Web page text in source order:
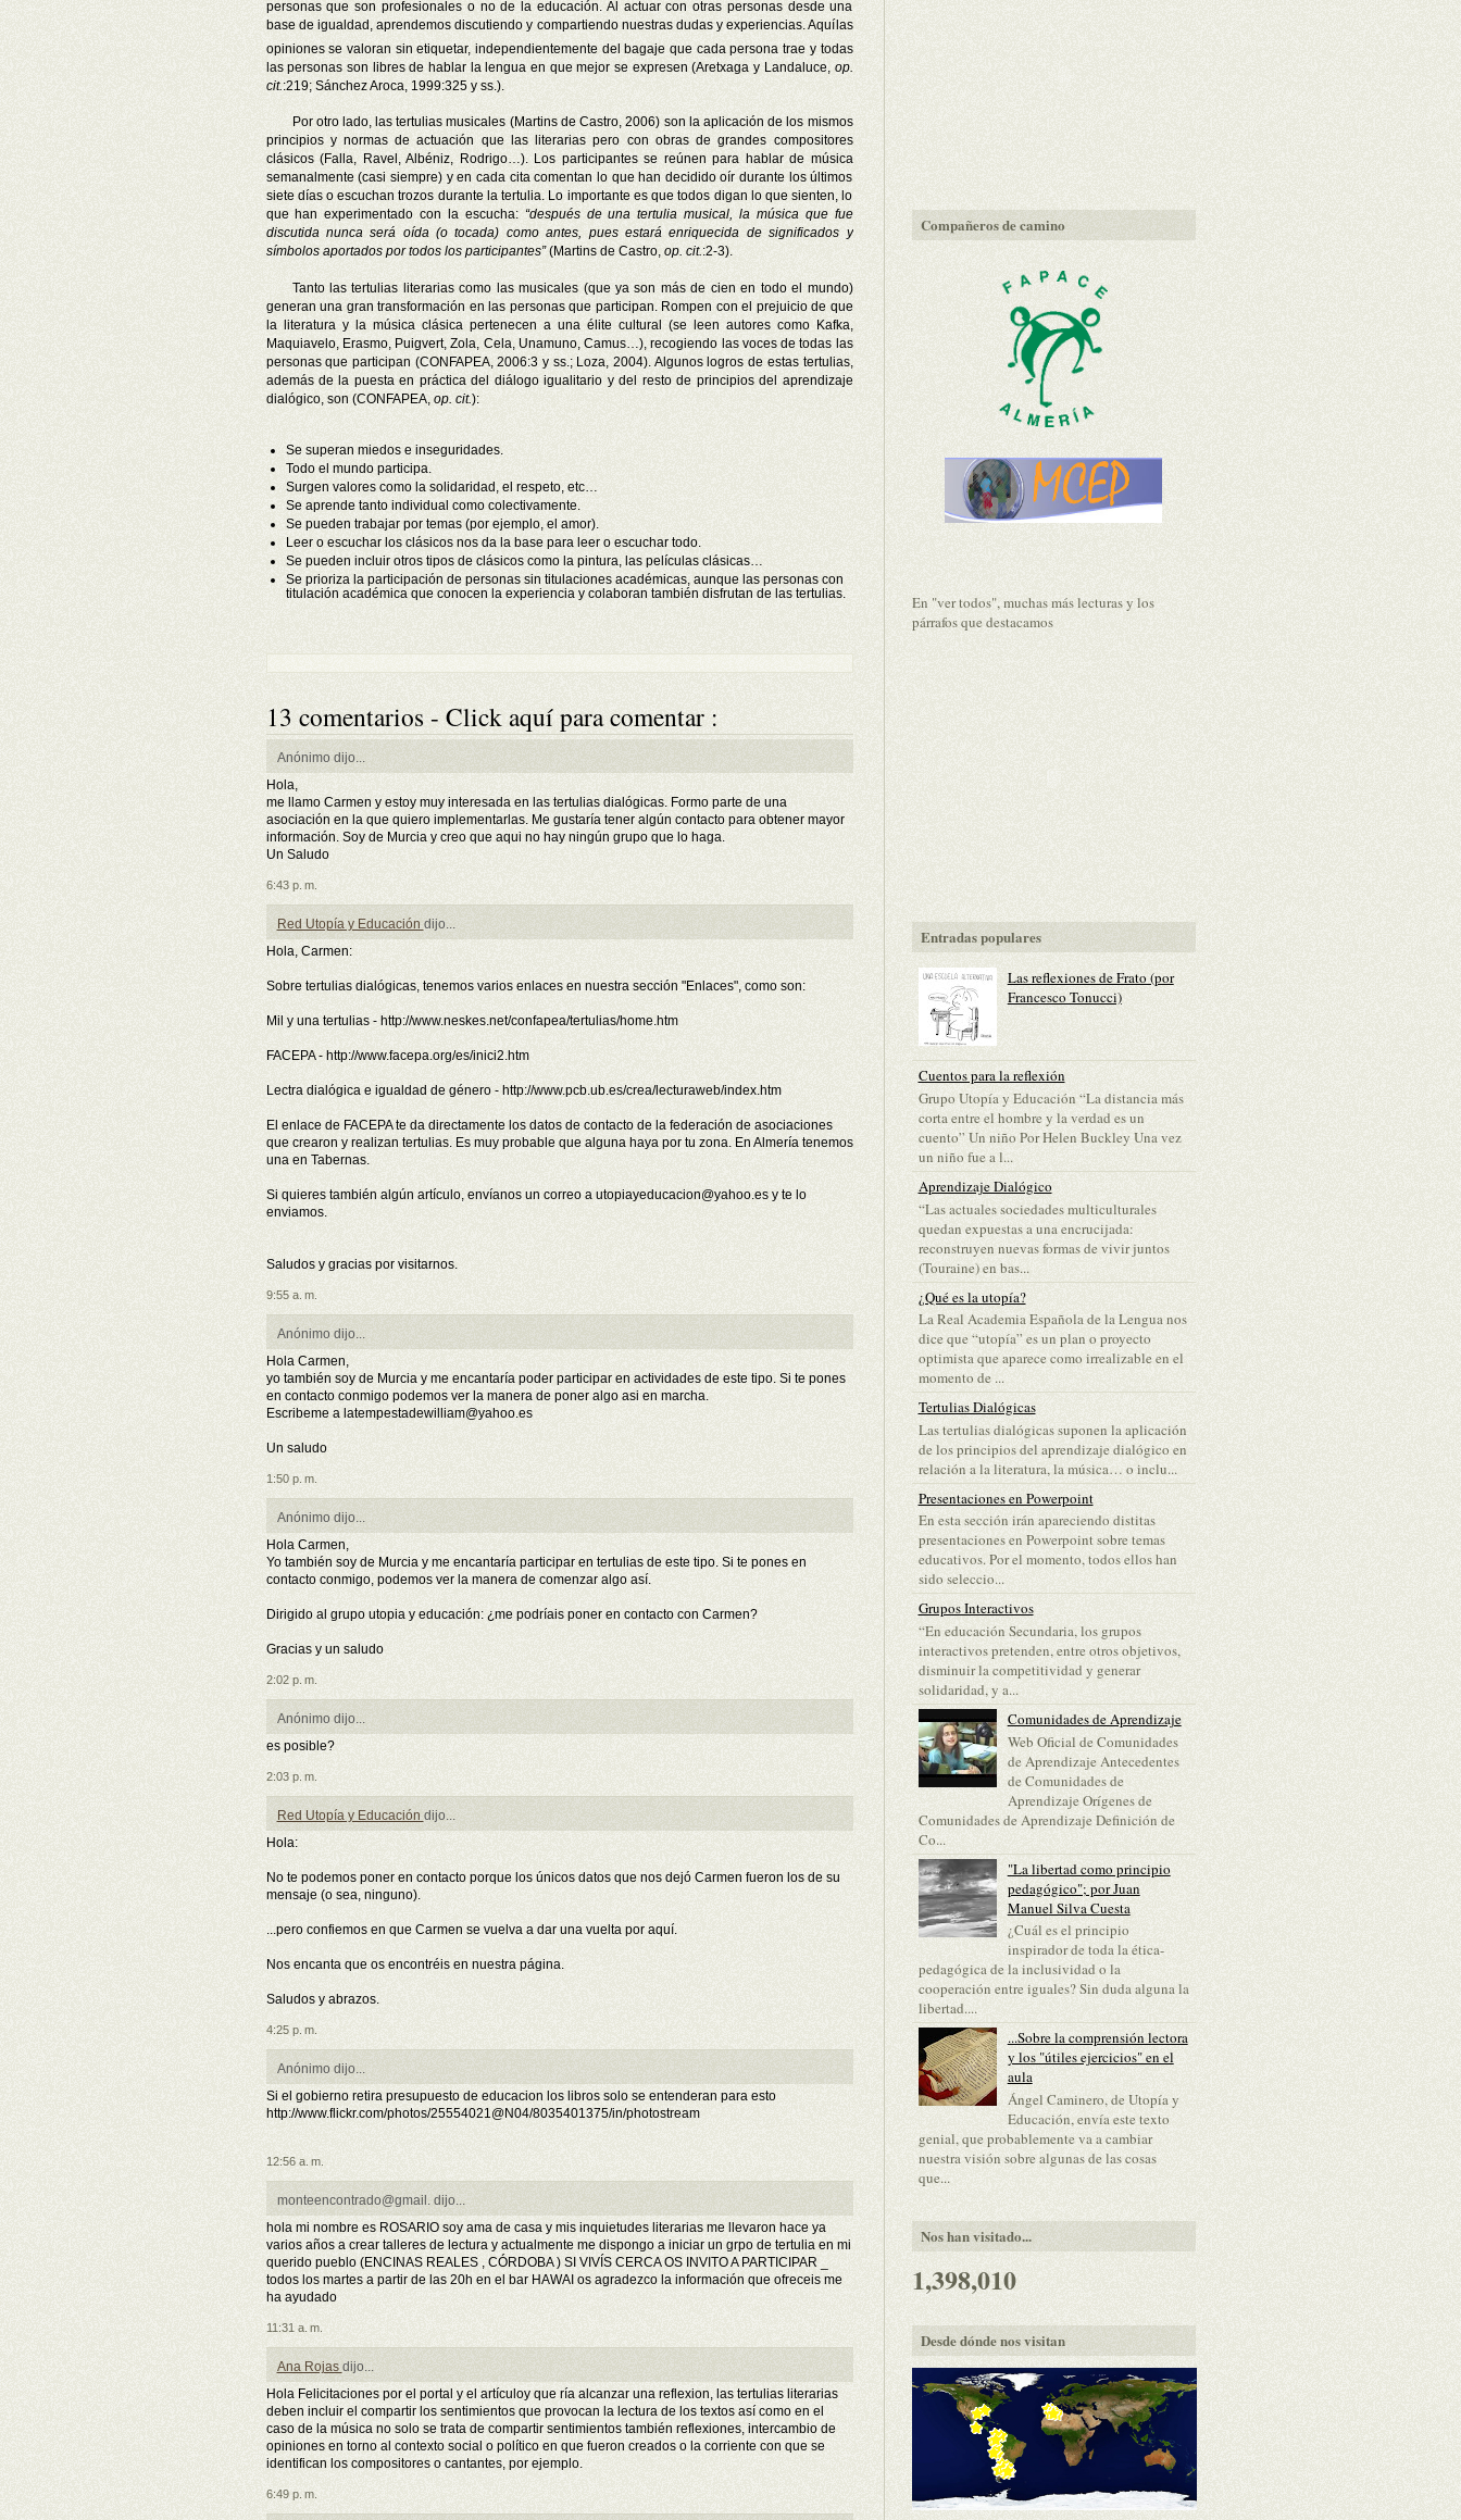
personas que son profesionales o no de la educación. Al actuar con otras personas desde una
base de igualdad, aprendemos discutiendo y compartiendo nuestras dudas y experiencias. Aquílas
opiniones se valoran sin etiquetar, independientemente del bagaje que cada persona trae y todas
las personas son libres de hablar la lengua en que mejor se expresen (Aretxaga y Landaluce, op.
cit. :219; Sánchez Aroca, 1999:325 y ss.).
Por otro lado, las tertulias musicales (Martins de Castro, 2006) son la aplicación de los mismos
principios y normas de actuación que las literarias pero con obras de grandes compositores
clásicos (Falla, Ravel, Albéniz, Rodrigo…). Los participantes se reúnen para hablar de música
semanalmente (casi siempre) y en cada cita comentan lo que han decidido oír durante los últimos
siete días o escuchan trozos durante la tertulia. Lo importante es que todos digan lo que sienten, lo
que han experimentado con la escucha: “después de una tertulia musical, la música que fue
discutida nunca será oída (o tocada) como antes, pues estará enriquecida de significados y
símbolos aportados por todos los participantes”(Martins de Castro, op. cit. :2-3).
Tanto las tertulias literarias como las musicales (que ya son más de cien en todo el mundo)
generan una gran transformación en las personas que participan. Rompen con el prejuicio de que
la literatura y la música clásica pertenecen a una élite cultural (se leen autores como Kafka,
Maquiavelo, Erasmo, Puigvert, Zola, Cela, Unamuno, Camus…), recogiendo las voces de todas las
personas que participan (CONFAPEA, 2006:3 y ss.; Loza, 2004). Algunos logros de estas tertulias,
además de la puesta en práctica del diálogo igualitario y del resto de principios del aprendizaje
dialógico, son (CONFAPEA, op. cit.):
Se superan miedos e inseguridades.
Todo el mundo participa.
Surgen valores como la solidaridad, el respeto, etc…
Se aprende tanto individual como colectivamente.
Se pueden trabajar por temas (por ejemplo, el amor).
Leer o escuchar los clásicos nos da la base para leer o escuchar todo.
Se pueden incluir otros tipos de clásicos como la pintura, las películas clásicas…
Se prioriza la participación de personas sin titulaciones académicas, aunque las personas con
titulación académica que conocen la experiencia y colaboran también disfrutan de las tertulias.
13 comentarios - Click aquí para comentar :
Anónimo dijo...
Hola,
me llamo Carmen y estoy muy interesada en las tertulias dialógicas. Formo parte de una
asociación en la que quiero implementarlas. Me gustaría tener algún contacto para obtener mayor
información. Soy de Murcia y creo que aqui no hay ningún grupo que lo haga.
Un Saludo
6:43 p. m.
Red Utopía y Educación dijo...
Hola, Carmen:
Sobre tertulias dialógicas, tenemos varios enlaces en nuestra sección "Enlaces", como son:
Mil y una tertulias - http://www.neskes.net/confapea/tertulias/home.htm
FACEPA - http://www.facepa.org/es/inici2.htm
Lectra dialógica e igualdad de género - http://www.pcb.ub.es/crea/lecturaweb/index.htm
El enlace de FACEPA te da directamente los datos de contacto de la federación de asociaciones
que crearon y realizan tertulias. Es muy probable que alguna haya por tu zona. En Almería tenemos
una en Tabernas.
Si quieres también algún artículo, envíanos un correo a utopiayeducacion@yahoo.es y te lo
enviamos.
Saludos y gracias por visitarnos.
9:55 a. m.
Anónimo dijo...
Hola Carmen,
yo también soy de Murcia y me encantaría poder participar en actividades de este tipo. Si te pones
en contacto conmigo podemos ver la manera de poner algo asi en marcha.
Escribeme a latempestadewilliam@yahoo.es
Un saludo
1:50 p. m.
Anónimo dijo...
Hola Carmen,
Yo también soy de Murcia y me encantaría participar en tertulias de este tipo. Si te pones en
contacto conmigo, podemos ver la manera de comenzar algo así.
Dirigido al grupo utopia y educación: ¿me podríais poner en contacto con Carmen?
Gracias y un saludo
2:02 p. m.
Anónimo dijo...
es posible?
2:03 p. m.
Red Utopía y Educación dijo...
Hola:
No te podemos poner en contacto porque los únicos datos que nos dejó Carmen fueron los de su
mensaje (o sea, ninguno).
...pero confiemos en que Carmen se vuelva a dar una vuelta por aquí.
Nos encanta que os encontréis en nuestra página.
Saludos y abrazos.
4:25 p. m.
Anónimo dijo...
Si el gobierno retira presupuesto de educacion los libros solo se entenderan para esto
http://www.flickr.com/photos/25554021@N04/8035401375/in/photostream
12:56 a. m.
monteencontrado@gmail. dijo...
hola mi nombre es ROSARIO soy ama de casa y mis inquietudes literarias me llevaron hace ya
varios años a crear talleres de lectura y actualmente me dispongo a iniciar un grpo de tertulia en mi
querido pueblo (ENCINAS REALES , CÓRDOBA ) SI VIVÍS CERCA OS INVITO A PARTICIPAR _
todos los martes a partir de las 20h en el bar HAWAI os agradezco la información que ofreceis me
ha ayudado
11:31 a. m.
Ana Rojas dijo...
Hola Felicitaciones por el portal y el artículoy que ría alcanzar una reflexion, las tertulias literarias
deben incluir el compartir los sentimientos que provocan la lectura de los textos así como en el
caso de la música no solo se trata de compartir sentimientos también reflexiones, intercambio de
opiniones en torno al contexto social o político en que fueron creados o la corriente con que se
identifican los compositores o cantantes, por ejemplo.
6:49 p. m.
Compañeros de camino
En "ver todos", muchas más lecturas y los
párrafos que destacamos
Entradas populares
Las reflexiones de Frato (por
Francesco Tonucci)
Cuentos para la reflexión
Grupo Utopía y Educación “La distancia más
corta entre el hombre y la verdad es un
cuento” Un niño Por Helen Buckley Una vez
un niño fue a l...
Aprendizaje Dialógico
“Las actuales sociedades multiculturales
quedan expuestas a una encrucijada:
reconstruyen nuevas formas de vivir juntos
(Touraine) en bas...
¿Qué es la utopía?
La Real Academia Española de la Lengua nos
dice que “utopía” es un plan o proyecto
optimista que aparece como irrealizable en el
momento de ...
Tertulias Dialógicas
Las tertulias dialógicas suponen la aplicación
de los principios del aprendizaje dialógico en
relación a la literatura, la música… o inclu...
Presentaciones en Powerpoint
En esta sección irán apareciendo distitas
presentaciones en Powerpoint sobre temas
educativos. Por el momento, todos ellos han
sido seleccio...
Grupos Interactivos
“En educación Secundaria, los grupos
interactivos pretenden, entre otros objetivos,
disminuir la competitividad y generar
solidaridad, y a...
Comunidades de Aprendizaje
Web Oficial de Comunidades
de Aprendizaje Antecedentes
de Comunidades de
Aprendizaje Orígenes de
Comunidades de Aprendizaje Definición de
Co...
"La libertad como principio
pedagógico"; por Juan
Manuel Silva Cuesta
¿Cuál es el principio
inspirador de toda la ética-
pedagógica de la inclusividad o la
cooperación entre iguales? Sin duda alguna la
libertad....
...Sobre la comprensión lectora
y los "útiles ejercicios" en el
aula
Ángel Caminero, de Utopía y
Educación, envía este texto
genial, que probablemente va a cambiar
nuestra visión sobre algunas de las cosas
que...
Nos han visitado...
1,398,010
Desde dónde nos visitan